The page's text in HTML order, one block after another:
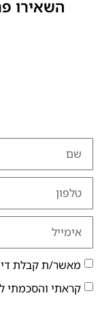
השאירו
מאשר/ת קבלת
קראתי והסכמתי ל